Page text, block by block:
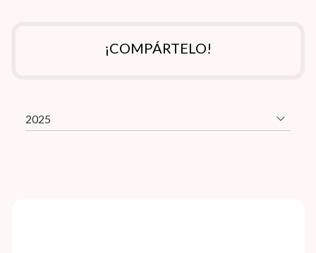
¡COMPÁRTELO!
2025